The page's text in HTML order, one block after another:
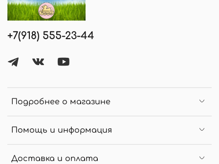
Подробнее о магазине
Помощь и информация
Доставка и оплата
+7(918) 555-23-44